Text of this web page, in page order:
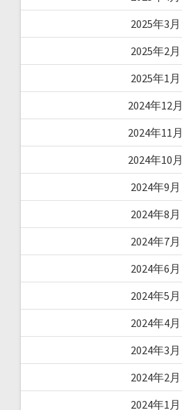
2025年3月
2025年2月
2025年1月
2024年12月
2024年11月
2024年10月
2024年9月
2024年8月
2024年7月
2024年6月
2024年5月
2024年4月
2024年3月
2024年2月
2024年1月